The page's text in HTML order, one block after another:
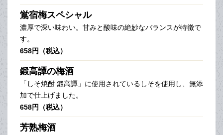
鴬宿梅スペシャル
濃厚で深い味わい。甘みと酸味の絶妙なバランスが特徴で
す。
658円（税込）
鍛高譚の梅酒
「しそ焼酎 鍛高譚」に使用されているしそを使用し、無添
加で仕上げました。
658円（税込）
芳熟梅酒